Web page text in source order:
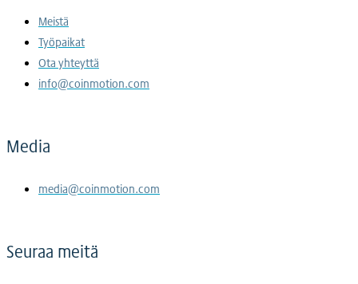
Meistä
Työpaikat
Ota yhteyttä
info@coinmotion.com
Media
media@coinmotion.com
Seuraa meitä